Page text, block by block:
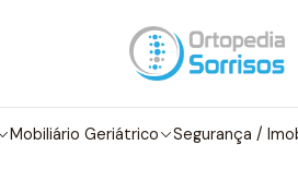
Mobiliário Geriátrico Segurança /
Outono/Inverno